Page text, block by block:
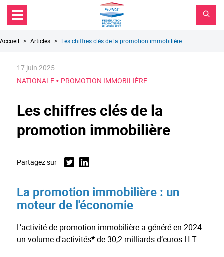
Aller au contenu principal
Aller au menu principal
Aller à la recherche
FPI
France
Accueil Articles Les chiffres clés de la promotion immobilière
17 juin 2025
NATIONALE • PROMOTION IMMOBILIÈRE
Les chiffres clés de la
promotion immobilière
Partagez sur TwitterLinkedin
La promotion immobilière : un
moteur de l'économie
L’activité de promotion immobilière a généré en 2024
un volume d'activités*de 30,2 milliards d’euros H.T.